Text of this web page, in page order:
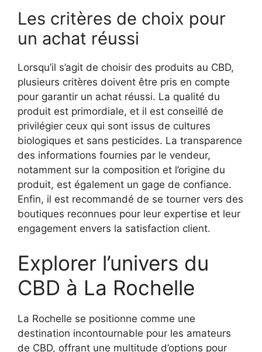
Les critères de choix pour
un achat réussi
Lorsqu’il s’agit de choisir des produits au CBD,
plusieurs critères doivent être pris en compte
pour garantir un achat réussi. La qualité du
produit est primordiale, et il est conseillé de
privilégier ceux qui sont issus de cultures
biologiques et sans pesticides. La transparence
des informations fournies par le vendeur,
notamment sur la composition et l’origine du
produit, est également un gage de confiance.
Enfin, il est recommandé de se tourner vers des
boutiques reconnues pour leur expertise et leur
engagement envers la satisfaction client.
Explorer l’univers du
CBD à La Rochelle
La Rochelle se positionne comme une
destination incontournable pour les amateurs
de CBD, offrant une multitude d’options pour